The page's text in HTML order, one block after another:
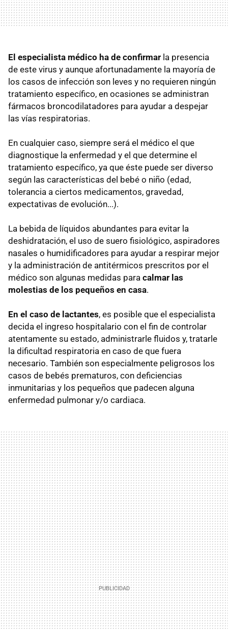
El especialista médico ha de confirmar la presencia
de este virus y aunque afortunadamente la mayoría de
los casos de infección son leves y no requieren ningún
tratamiento específico, en ocasiones se administran
fármacos broncodilatadores para ayudar a despejar
las vías respiratorias.
En cualquier caso, siempre será el médico el que
diagnostique la enfermedad y el que determine el
tratamiento específico, ya que éste puede ser diverso
según las características del bebé o niño (edad,
tolerancia a ciertos medicamentos, gravedad,
expectativas de evolución...).
La bebida de líquidos abundantes para evitar la
deshidratación, el uso de suero fisiológico, aspiradores
nasales o humidificadores para ayudar a respirar mejor
y la administración de antitérmicos prescritos por el
médico son algunas medidas para calmar las
molestias de los pequeños en casa.
En el caso de lactantes, es posible que el especialista
decida el ingreso hospitalario con el fin de controlar
atentamente su estado, administrarle fluidos y, tratarle
la dificultad respiratoria en caso de que fuera
necesario. También son especialmente peligrosos los
casos de bebés prematuros, con deficiencias
inmunitarias y los pequeños que padecen alguna
enfermedad pulmonar y/o cardiaca.